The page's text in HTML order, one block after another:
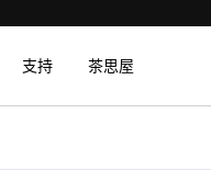
支持 茶思屋